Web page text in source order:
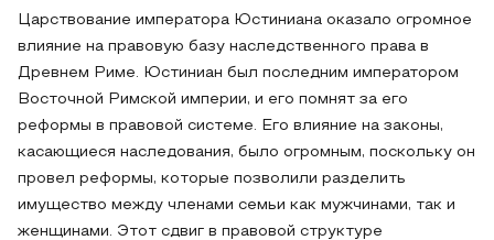
Царствование императора Юстиниана оказало огромное
влияние на правовую базу наследственного права в
Древнем Риме. Юстиниан был последним императором
Восточной Римской империи, и его помнят за его
реформы в правовой системе. Его влияние на законы,
касающиеся наследования, было огромным, поскольку он
провел реформы, которые позволили разделить
имущество между членами семьи как мужчинами, так и
женщинами. Этот сдвиг в правовой структуре